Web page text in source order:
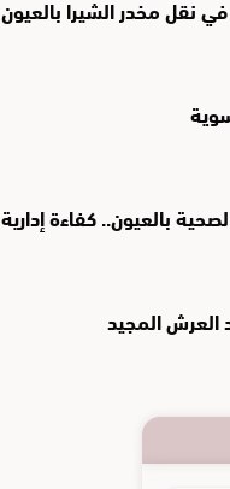
نقل مخدر الشيرا بالعيون
بالعيون.. كفاءة إدارية
العرش المجيد